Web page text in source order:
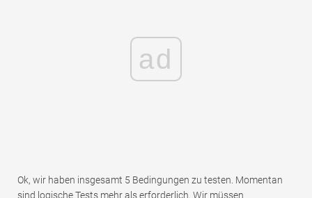
ad
Ok, wir haben insgesamt 5 Bedingungen zu testen. Momentan
sind logische Tests mehr als erforderlich. Wir müssen